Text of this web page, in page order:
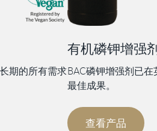
期的所有需求
有机磷钾增强
BAC磷钾增强剂已
最佳成果。
查看产品